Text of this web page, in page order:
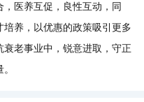
医养互促，良性互动，同
养，以优惠的政策吸引更多
老事业中，锐意进取，守正